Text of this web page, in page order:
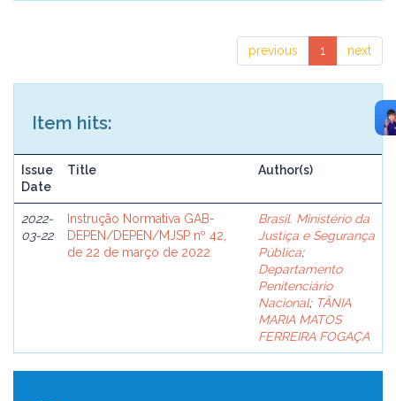
previous 1 next
Item hits:
Issue
Date
Title Author(s)
2022-
03-22
Instrução Normativa GAB-
DEPEN/DEPEN/MJSP nº 42,
de 22 de março de 2022
Brasil. Ministério da
Justiça e Segurança
Pública;
Departamento
Penitenciário
Nacional; TÂNIA
MARIA MATOS
FERREIRA FOGAÇA